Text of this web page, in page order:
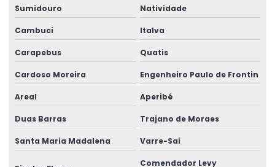
Manutenção ponte rolante swf
Manutenção preventiva de ponte rolante em am
Manutenção preventiva ponte rolante caxias do sul
Manutenção preventiva ponte rolante curitiba
Manutenção preventiva ponte rolante itajaí
Manutenção preventiva ponte rolante jaraguá do sul
Sumidouro Natividade
Cambuci Italva
Carapebus Quatis
Cardoso Moreira Engenheiro Paulo de Frontin
Areal Aperibé
Duas Barras Trajano de Moraes
Santa Maria Madalena Varre-Sai
Comendador Levy